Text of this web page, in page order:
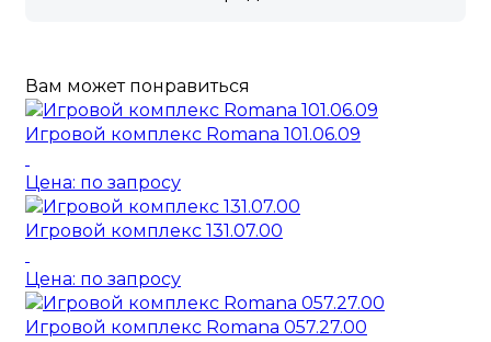
Вам может понравиться
Игровой комплекс Romana 101.06.09
Цена: по запросу
Игровой комплекс 131.07.00
Цена: по запросу
Игровой комплекс Romana 057.27.00